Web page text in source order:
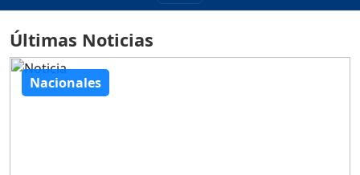
Últimas Noticias
Nacionales